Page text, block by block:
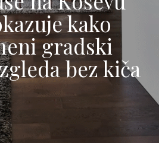
kako
gradski
bez kiča